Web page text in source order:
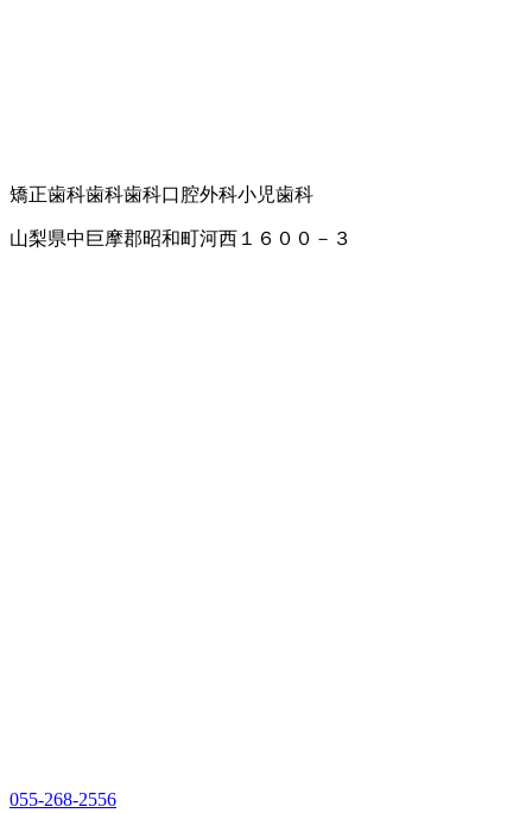
矯正歯科歯科歯科口腔外科小児歯科
山梨県中巨摩郡昭和町河西１６００－３
055-268-2556